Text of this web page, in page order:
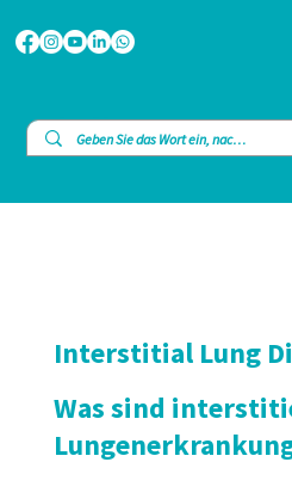
Interstitial Lung
Was sind